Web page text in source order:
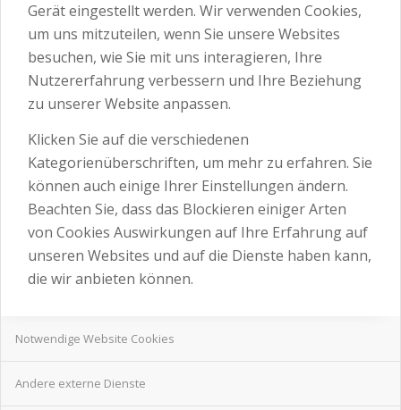
Gerät eingestellt werden. Wir verwenden Cookies,
um uns mitzuteilen, wenn Sie unsere Websites
besuchen, wie Sie mit uns interagieren, Ihre
Nutzererfahrung verbessern und Ihre Beziehung
zu unserer Website anpassen.
Klicken Sie auf die verschiedenen
Kategorienüberschriften, um mehr zu erfahren. Sie
können auch einige Ihrer Einstellungen ändern.
Beachten Sie, dass das Blockieren einiger Arten
von Cookies Auswirkungen auf Ihre Erfahrung auf
unseren Websites und auf die Dienste haben kann,
die wir anbieten können.
Notwendige Website Cookies
Andere externe Dienste